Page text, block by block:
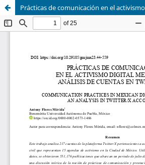
Prácticas de comunicación en el